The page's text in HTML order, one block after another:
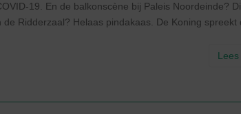
19. En de balkonscène bij Paleis Noordeinde?
Ridderzaal? Helaas pindakaas. De Koning